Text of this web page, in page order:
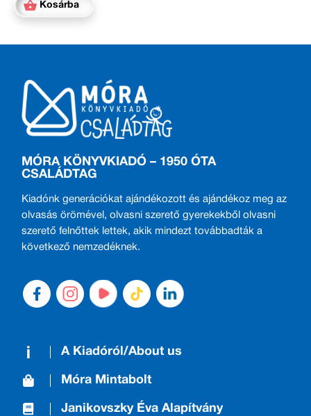
Kosárba
MÓRA KÖNYVKIADÓ – 1950 ÓTA
CSALÁDTAG
Kiadónk generációkat ajándékozott és ajándékoz meg az
olvasás örömével, olvasni szerető gyerekekből olvasni
szerető felnőttek lettek, akik mindezt továbbadták a
következő nemzedéknek.
A Kiadóról/About us
Móra Mintabolt
Janikovszky Éva Alapítvány